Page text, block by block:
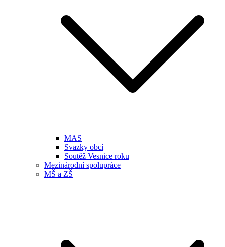
MAS
Svazky obcí
Soutěž Vesnice roku
Mezinárodní spolupráce
MŠ a ZŠ